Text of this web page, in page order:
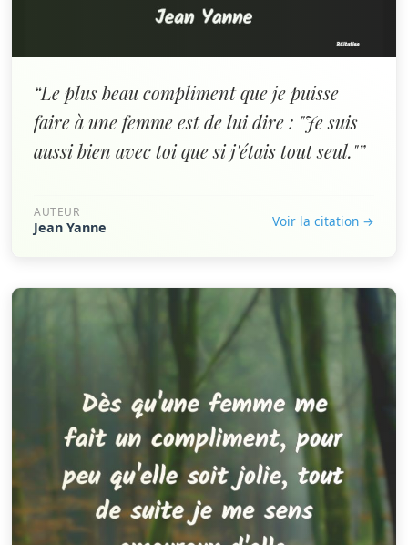
“Le plus beau compliment que je puisse
faire à une femme est de lui dire : "Je suis
aussi bien avec toi que si j'étais tout seul."”
AUTEUR
Jean Yanne Voir la citation →